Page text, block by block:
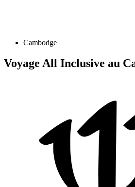
Cambodge
Voyage All Inclusive au